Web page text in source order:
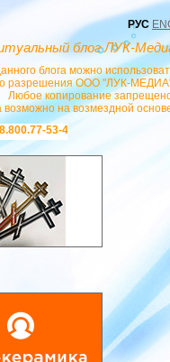
РУС
блог ЛУК-
блога можно
разрешения ООО "ЛУК-
Любое копирование
возможно на возмездной
stanok-graver.ru -